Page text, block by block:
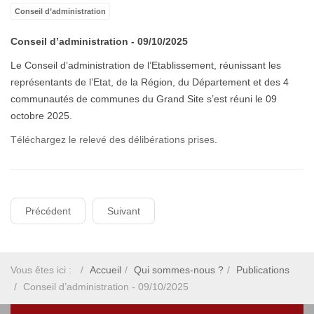
Conseil d’administration
Conseil d’administration - 09/10/2025
Le Conseil d’administration de l’Etablissement, réunissant les
représentants de l’Etat, de la Région, du Département et des 4
communautés de communes du Grand Site s’est réuni le 09
octobre 2025.
Téléchargez le relevé des délibérations prises
Précédent Suivant
Vous êtes ici : Accueil Qui sommes-nous ?
Publications
Conseil d’administration - 09/10/2025